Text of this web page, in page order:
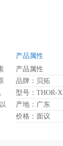
产品属性
产品属性
品牌：贝拓
型号：THOR-X
产地：广东
价格：面议